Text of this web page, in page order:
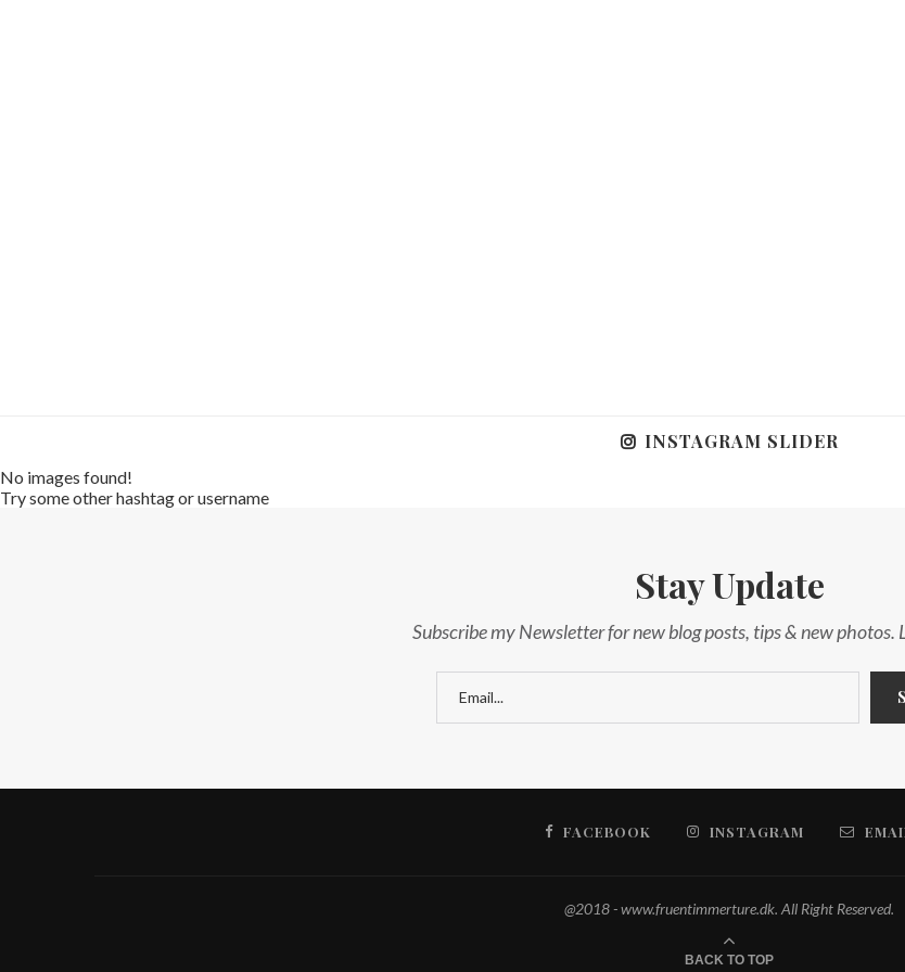
INSTAGRAM SLIDER
No images found!
Try some other hashtag or username
Stay Update
Subscribe my Newsletter for new blog posts, tips & new photos.
FACEBOOK INSTAGRAM
@2018 - www.fruentimmerture.dk. All Right Reserved.
BACK TO TOP